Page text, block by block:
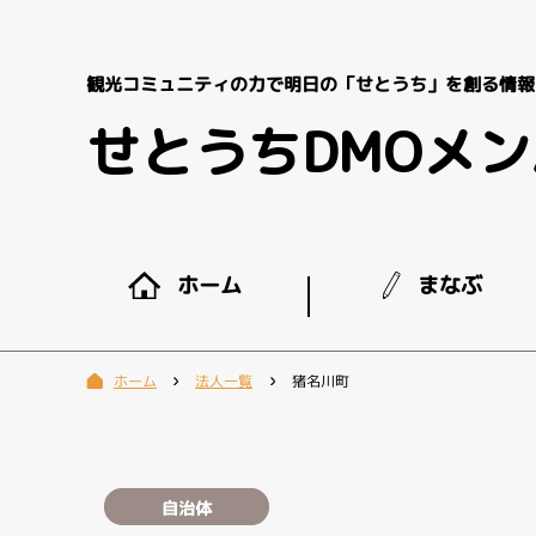
観光コミュニティの力で明日の「せとうち」を創る情
せとうちDMOメ
ホーム まなぶ
ホーム 法人一覧 猪名川町
自治体